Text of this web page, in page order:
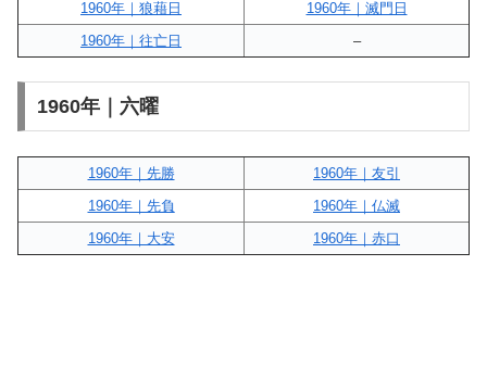
1960年｜狼藉日
1960年｜滅門日
1960年｜往亡日
–
1960年｜六曜
1960年｜先勝
1960年｜友引
1960年｜先負
1960年｜仏滅
1960年｜大安
1960年｜赤口